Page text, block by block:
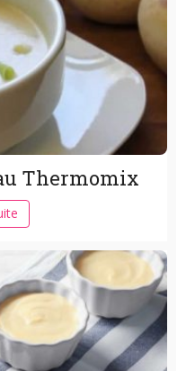
Thermomix